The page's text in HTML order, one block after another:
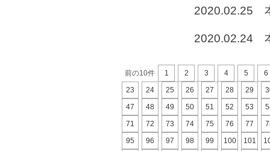
2020.02.25
2020.02.24
前の10件 1 2 3 4 5
6
23
24 25 26 27 28 29
47
48 49 50 51 52 53
71
72 73 74 75 76 77
95
96 97 98 99 100 101